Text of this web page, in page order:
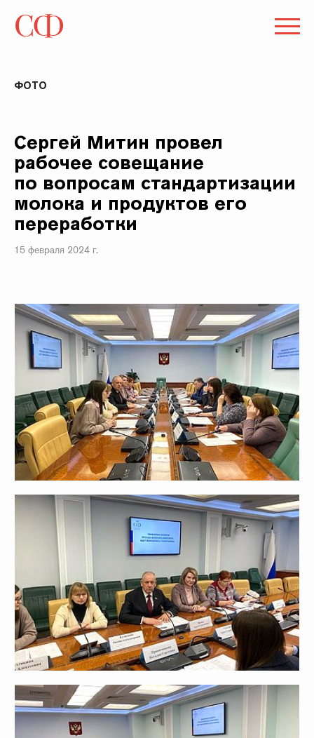
ФОТО
Сергей Митин провел
рабочее совещание
по вопросам стандартизации
молока и продуктов его
переработки
15 февраля 2024 г.